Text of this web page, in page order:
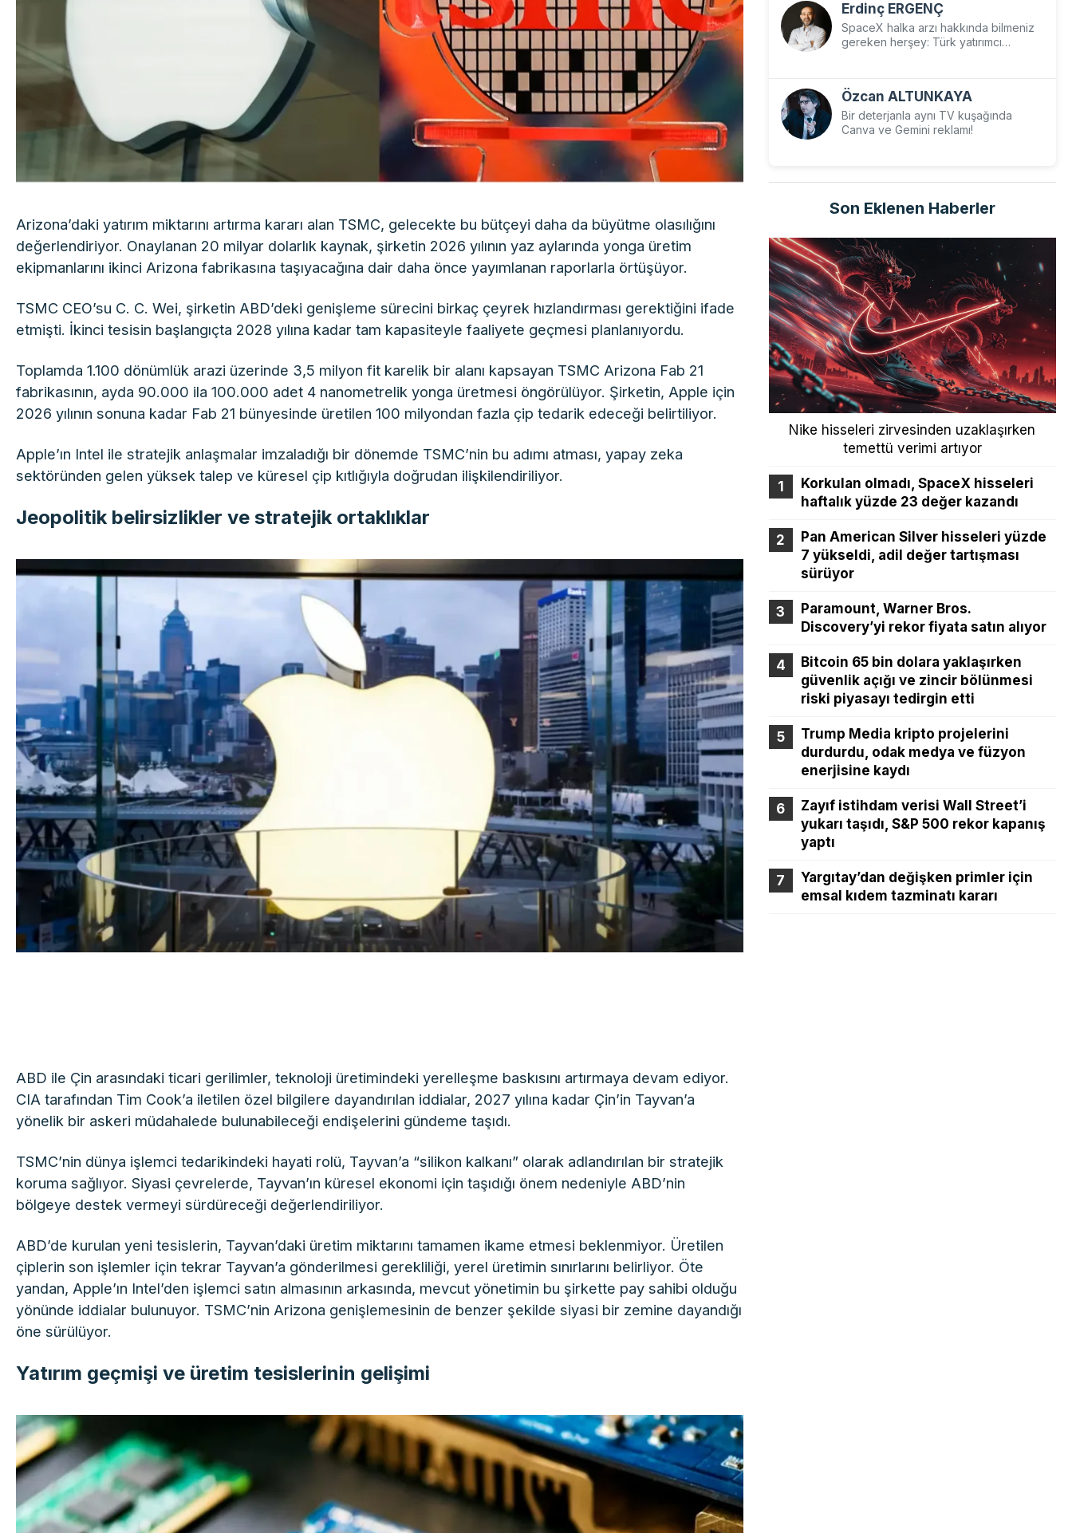
Arizona’daki yatırım miktarını artırma kararı alan TSMC, gelecekte bu bütçeyi daha da büyütme olasılığını
değerlendiriyor. Onaylanan 20 milyar dolarlık kaynak, şirketin 2026 yılının yaz aylarında yonga üretim
ekipmanlarını ikinci Arizona fabrikasına taşıyacağına dair daha önce yayımlanan raporlarla örtüşüyor.
TSMC CEO’su C. C. Wei, şirketin ABD’deki genişleme sürecini birkaç çeyrek hızlandırması gerektiğini ifade
etmişti. İkinci tesisin başlangıçta 2028 yılına kadar tam kapasiteyle faaliyete geçmesi planlanıyordu.
Toplamda 1.100 dönümlük arazi üzerinde 3,5 milyon fit karelik bir alanı kapsayan TSMC Arizona Fab 21
fabrikasının, ayda 90.000 ila 100.000 adet 4 nanometrelik yonga üretmesi öngörülüyor. Şirketin, Apple için
2026 yılının sonuna kadar Fab 21 bünyesinde üretilen 100 milyondan fazla çip tedarik edeceği belirtiliyor.
Apple’ın Intel ile stratejik anlaşmalar imzaladığı bir dönemde TSMC’nin bu adımı atması, yapay zeka
sektöründen gelen yüksek talep ve küresel çip kıtlığıyla doğrudan ilişkilendiriliyor.
Jeopolitik belirsizlikler ve stratejik ortaklıklar
ABD ile Çin arasındaki ticari gerilimler, teknoloji üretimindeki yerelleşme baskısını artırmaya devam ediyor.
CIA tarafından Tim Cook’a iletilen özel bilgilere dayandırılan iddialar, 2027 yılına kadar Çin’in Tayvan’a
yönelik bir askeri müdahalede bulunabileceği endişelerini gündeme taşıdı.
TSMC’nin dünya işlemci tedarikindeki hayati rolü, Tayvan’a “silikon kalkanı” olarak adlandırılan bir stratejik
koruma sağlıyor. Siyasi çevrelerde, Tayvan’ın küresel ekonomi için taşıdığı önem nedeniyle ABD’nin
bölgeye destek vermeyi sürdüreceği değerlendiriliyor.
ABD’de kurulan yeni tesislerin, Tayvan’daki üretim miktarını tamamen ikame etmesi beklenmiyor. Üretilen
çiplerin son işlemler için tekrar Tayvan’a gönderilmesi gerekliliği, yerel üretimin sınırlarını belirliyor. Öte
yandan, Apple’ın Intel’den işlemci satın almasının arkasında, mevcut yönetimin bu şirkette pay sahibi olduğu
yönünde iddialar bulunuyor. TSMC’nin Arizona genişlemesinin de benzer şekilde siyasi bir zemine dayandığı
öne sürülüyor.
Yatırım geçmişi ve üretim tesislerinin gelişimi
Erdinç ERGENÇ
SpaceX halka arzı hakkında bilmeniz
gereken herşey: Türk yatırımcı
Özcan ALTUNKAYA
Bir deterjanla aynı TV kuşağında
Canva ve Gemini reklamı!
Son Eklenen Haberler
Nike hisseleri zirvesinden uzaklaşırken
temettü verimi artıyor
Korkulan olmadı, SpaceX hisseleri
haftalık yüzde 23 değer kazandı
Pan American Silver hisseleri yüzde
7 yükseldi, adil değer tartışması
sürüyor
Paramount, Warner Bros.
Discovery’yi rekor fiyata satın alıyor
Bitcoin 65 bin dolara yaklaşırken
güvenlik açığı ve zincir bölünmesi
riski piyasayı tedirgin etti
Trump Media kripto projelerini
durdurdu, odak medya ve füzyon
enerjisine kaydı
Zayıf istihdam verisi Wall Street’i
yukarı taşıdı, S&P 500 rekor kapanış
yaptı
Yargıtay’dan değişken primler için
emsal kıdem tazminatı kararı